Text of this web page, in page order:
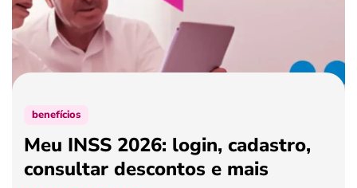
ferramentas
benefícios
Meu INSS 2026: login, cadastro,
consultar descontos e mais